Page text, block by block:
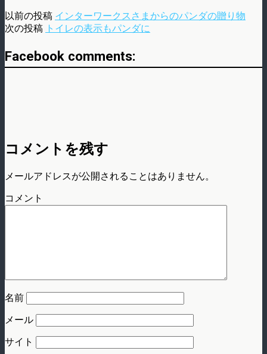
以前の投稿 インターワークスさまからのパンダの贈り物
次の投稿 トイレの表示もパンダに
Facebook comments:
コメントを残す
メールアドレスが公開されることはありません。
コメント
名前
メール
サイト